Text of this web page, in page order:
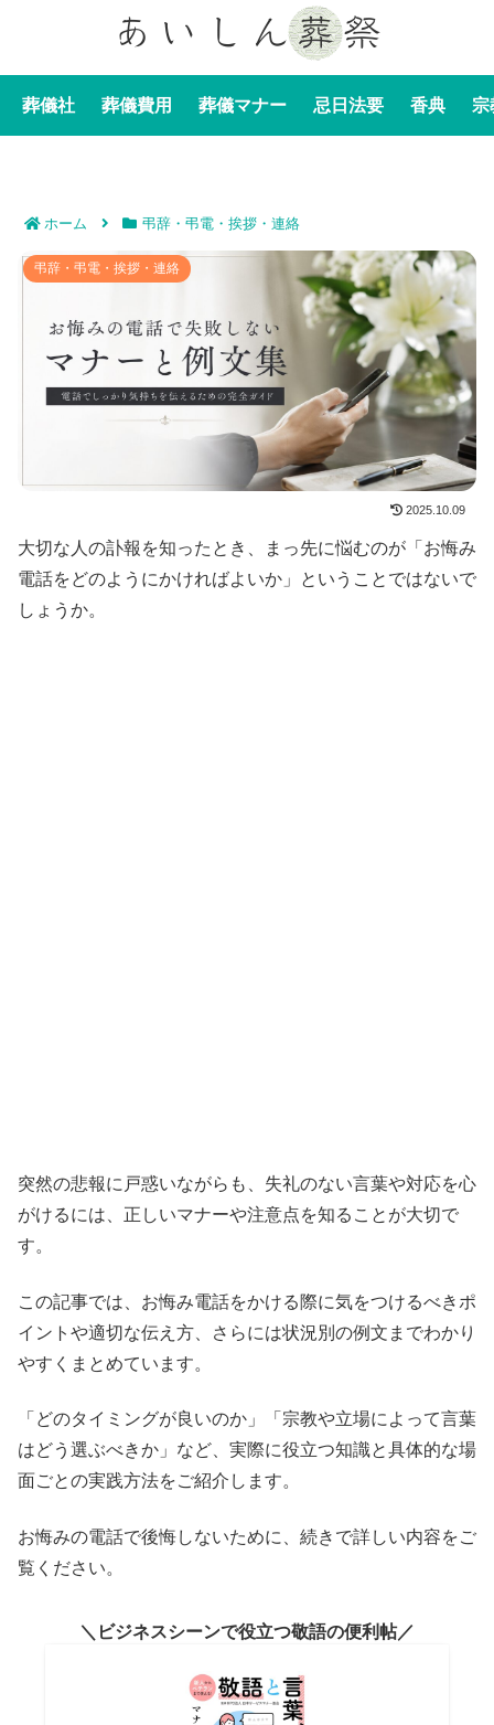
葬儀社 葬儀費用 葬儀マナー 忌日法要 香典 宗
ホーム 弔辞・弔電・挨拶・連絡
お悔みの電話で失敗しないマナーと例文集｜電話でしっ
かり気持ちを伝えるための完全ガイド
弔辞・弔電・挨拶・連絡
2025.10.09
大切な人の訃報を知ったとき、まっ先に悩むのが「お悔み
電話をどのようにかければよいか」ということではないで
しょうか。
突然の悲報に戸惑いながらも、失礼のない言葉や対応を心
がけるには、正しいマナーや注意点を知ることが大切で
す。
この記事では、お悔み電話をかける際に気をつけるべきポ
イントや適切な伝え方、さらには状況別の例文までわかり
やすくまとめています。
「どのタイミングが良いのか」「宗教や立場によって言葉
はどう選ぶべきか」など、実際に役立つ知識と具体的な場
面ごとの実践方法をご紹介します。
お悔みの電話で後悔しないために、続きで詳しい内容をご
覧ください。
ビジネスシーンで役立つ敬語の便利帖